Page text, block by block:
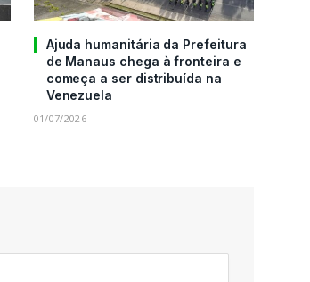
Ajuda humanitária da Prefeitura
de Manaus chega à fronteira e
começa a ser distribuída na
Venezuela
01/07/2026